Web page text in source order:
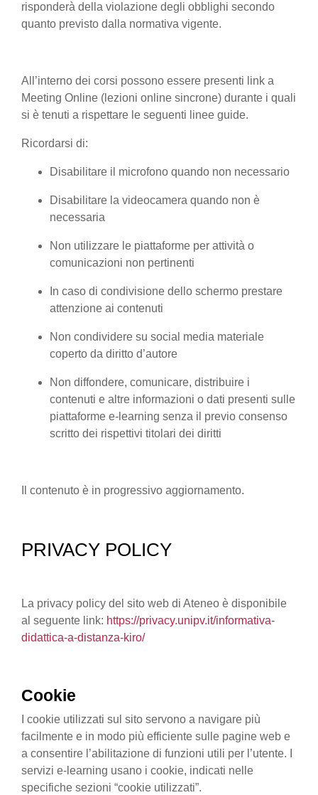
risponderà della violazione degli obblighi secondo
quanto previsto dalla normativa vigente.
All’interno dei corsi possono essere presenti link a
Meeting Online (lezioni online sincrone) durante i quali
si è tenuti a rispettare le seguenti linee guide.
Ricordarsi di:
Disabilitare il microfono quando non necessario
Disabilitare la videocamera quando non è
necessaria
Non utilizzare le piattaforme per attività o
comunicazioni non pertinenti
In caso di condivisione dello schermo prestare
attenzione ai contenuti
Non condividere su social media materiale
coperto da diritto d’autore
Non diffondere, comunicare, distribuire i
contenuti e altre informazioni o dati presenti sulle
piattaforme e-learning senza il previo consenso
scritto dei rispettivi titolari dei diritti
Il contenuto è in progressivo aggiornamento.
PRIVACY POLICY
La privacy policy del sito web di Ateneo è disponibile
al seguente link: https://privacy.unipv.it/informativa-
didattica-a-distanza-kiro/
Cookie
I cookie utilizzati sul sito servono a navigare più
facilmente e in modo più efficiente sulle pagine web e
a consentire l’abilitazione di funzioni utili per l’utente. I
servizi e-learning usano i cookie, indicati nelle
specifiche sezioni “cookie utilizzati”.